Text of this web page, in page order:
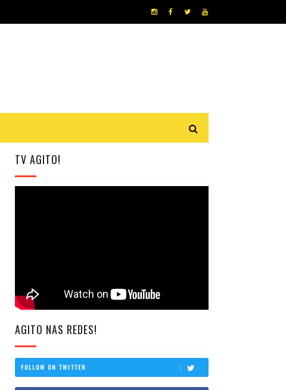
TV AGITO!
AGITO NAS REDES!
FOLLOW ON TWITTER